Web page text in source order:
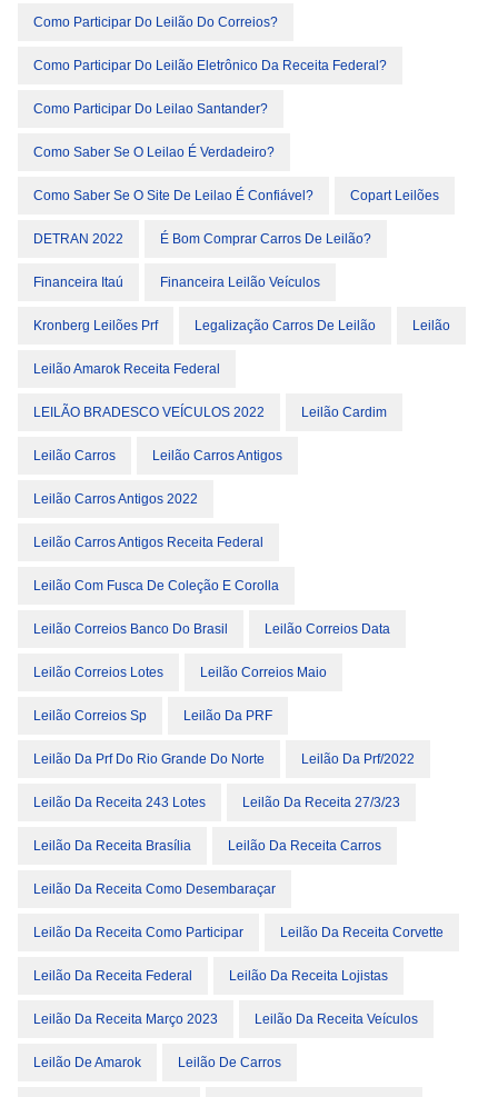
Como Participar Do Leilão Do Correios?
Como Participar Do Leilão Eletrônico Da Receita Federal?
Como Participar Do Leilao Santander?
Como Saber Se O Leilao É Verdadeiro?
Como Saber Se O Site De Leilao É Confiável? Copart Leilões
DETRAN 2022 É Bom Comprar Carros De Leilão?
Financeira Itaú Financeira Leilão Veículos
Kronberg Leilões Prf Legalização Carros De Leilão Leilão
Leilão Amarok Receita Federal
LEILÃO BRADESCO VEÍCULOS 2022 Leilão Cardim
Leilão Carros Leilão Carros Antigos
Leilão Carros Antigos 2022
Leilão Carros Antigos Receita Federal
Leilão Com Fusca De Coleção E Corolla
Leilão Correios Banco Do Brasil Leilão Correios Data
Leilão Correios Lotes Leilão Correios Maio
Leilão Correios Sp Leilão Da PRF
Leilão Da Prf Do Rio Grande Do Norte Leilão Da Prf/2022
Leilão Da Receita 243 Lotes Leilão Da Receita 27/3/23
Leilão Da Receita Brasília Leilão Da Receita Carros
Leilão Da Receita Como Desembaraçar
Leilão Da Receita Como Participar Leilão Da Receita Corvette
Leilão Da Receita Federal Leilão Da Receita Lojistas
Leilão Da Receita Março 2023 Leilão Da Receita Veículos
Leilão De Amarok Leilão De Carros